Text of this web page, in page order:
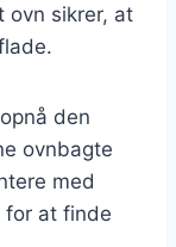
ovn sikrer, at
den
ovnbagte
med
for at finde